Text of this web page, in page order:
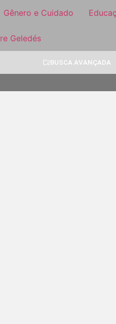
Gênero e Cuidado
Geledés
BUSCA AVANÇADA